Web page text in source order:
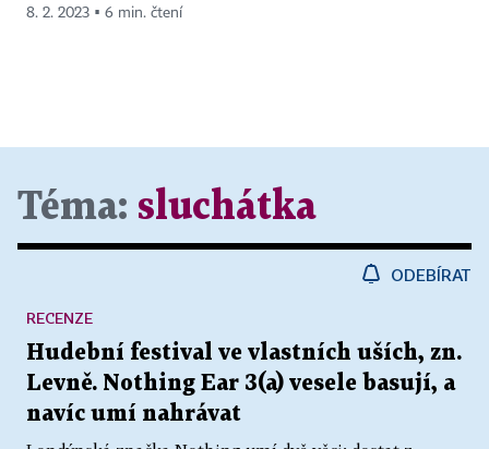
8. 2. 2023 ▪ 6 min. čtení
Téma: sluchátka
ODEBÍRAT
Hudební festival ve vlastních uších, zn.
Levně. Nothing Ear 3(a) vesele basují, a
navíc umí nahrávat
RECENZE